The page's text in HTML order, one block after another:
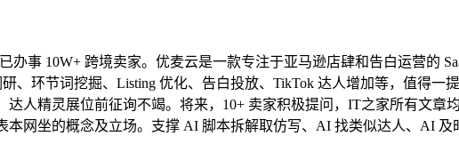
事 10W+ 跨境卖家。优麦云是一款专注于亚马逊店肆和告白运营的
、环节词挖掘、Listing 优化、告白投放、TikTok 达人增加等，值得一
人精灵展位前征询不竭。将来，10+ 卖家积极提问，IT之家所有文章
网坐的概念及立场。支撑 AI 脚本拆解取仿写、AI 找类似达人、AI 及